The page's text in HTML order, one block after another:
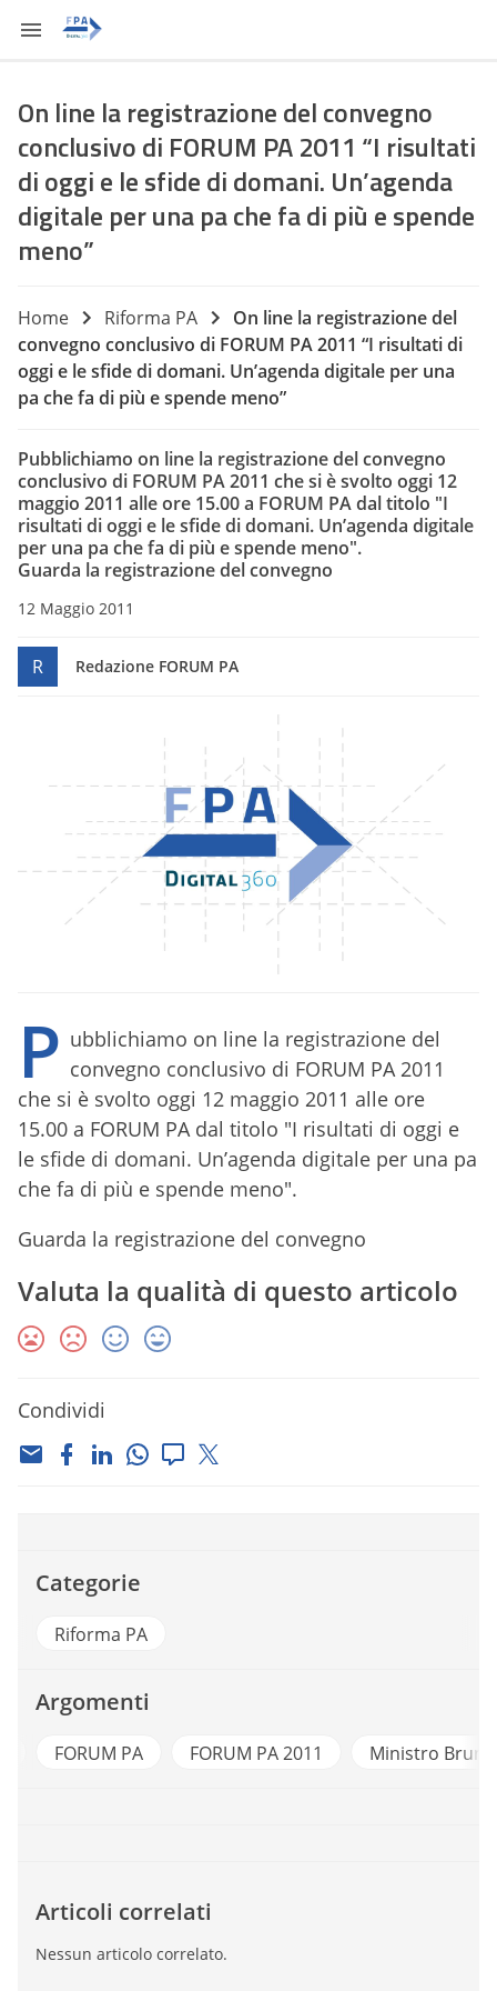
On line la registrazione del convegno
conclusivo di FORUM PA 2011 “I risultati
di oggi e le sfide di domani. Un’agenda
digitale per una pa che fa di più e spende
meno”
Home Riforma PA
On line la registrazione del
convegno conclusivo di FORUM PA 2011 “I risultati di
oggi e le sfide di domani. Un’agenda digitale per una
pa che fa di più e spende meno”
Pubblichiamo on line la registrazione del convegno
conclusivo di FORUM PA 2011 che si è svolto oggi 12
maggio 2011 alle ore 15.00 a FORUM PA dal titolo "I
risultati di oggi e le sfide di domani. Un’agenda digitale
per una pa che fa di più e spende meno".
Guarda la registrazione del convegno
12 Maggio 2011
R Redazione FORUM PA
P ubblichiamo on line la registrazione del
convegno conclusivo di FORUM PA 2011
che si è svolto oggi 12 maggio 2011 alle ore
15.00 a FORUM PA dal titolo "I risultati di oggi e
le sfide di domani. Un’agenda digitale per una pa
che fa di più e spende meno".
Guarda la registrazione del convegno
Valuta la qualità di questo articolo
Condividi
Categorie
Riforma PA
Argomenti
FORUM PA FORUM PA 2011 Ministro
Articoli correlati
Nessun articolo correlato.